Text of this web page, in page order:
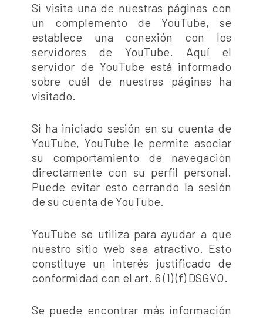
Si visita una de nuestras páginas con
un complemento de YouTube, se
establece una conexión con los
servidores de YouTube. Aquí el
servidor de YouTube está informado
sobre cuál de nuestras páginas ha
visitado.
Si ha iniciado sesión en su cuenta de
YouTube, YouTube le permite asociar
su comportamiento de navegación
directamente con su perfil personal.
Puede evitar esto cerrando la sesión
de su cuenta de YouTube.
YouTube se utiliza para ayudar a que
nuestro sitio web sea atractivo. Esto
constituye un interés justificado de
conformidad con el art. 6 (1) (f) DSGVO.
Se puede encontrar más información